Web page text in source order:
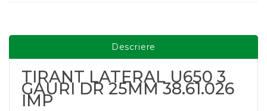
Descriere
TIRANT LATERAL U650 3
GAURI DR 25MM 38.61.026
IMP